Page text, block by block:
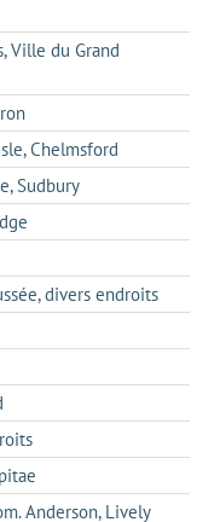
Ville du Grand
Chelmsford
Sudbury
divers endroits
Anderson, Lively